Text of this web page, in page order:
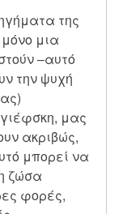
της
μια
–αυτό
την ψυχή
μας
ακριβώς,
μπορεί να
ζώσα
φορές,